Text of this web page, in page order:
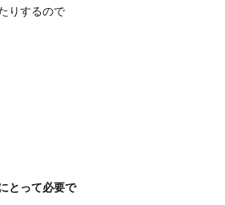
りするので
とって必要で